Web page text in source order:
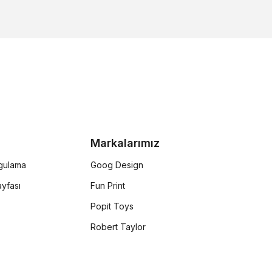
Markalarımız
Goog Design
Fun Print
Popit Toys
Robert Taylor